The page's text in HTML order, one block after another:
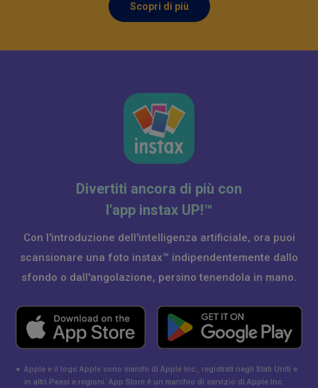
Scopri di più
Divertiti ancora di più con
l'app instax UP!™
Con l'introduzione dell'intelligenza artificiale, ora puoi
scansionare una foto instax™ indipendentemente dallo
sfondo o dall'angolazione, persino tenendola in mano.
● Apple e il logo Apple sono marchi di Apple Inc., registrati negli Stati Uniti e
in altri Paesi e regioni. App Store è un marchio di servizio di Apple Inc.